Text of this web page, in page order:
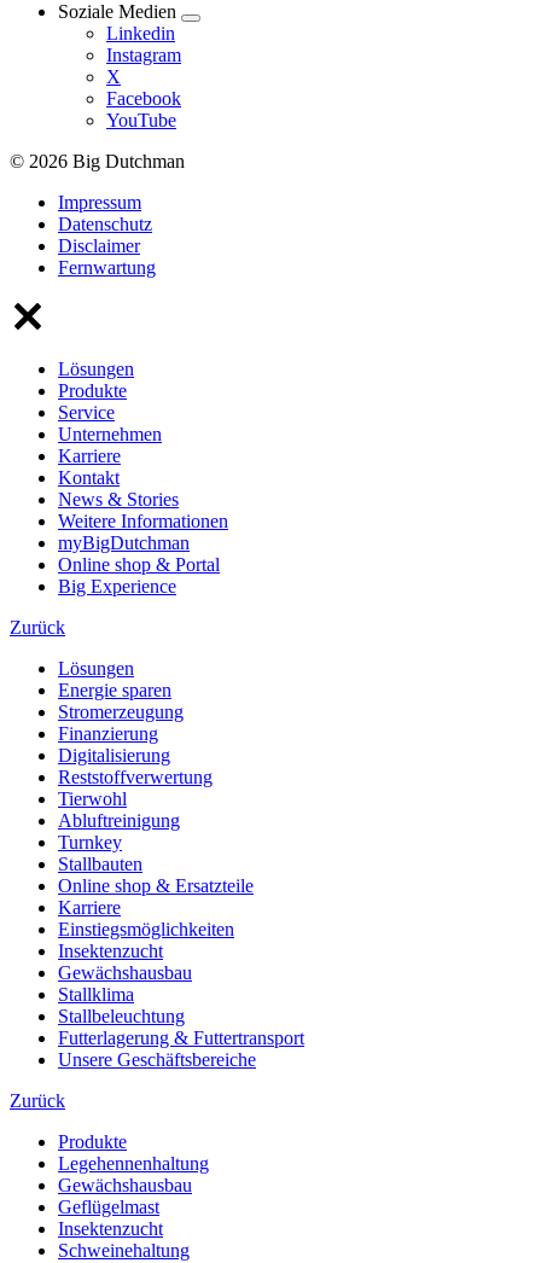
Soziale Medien
Linkedin
Instagram
X
Facebook
YouTube
© 2026 Big Dutchman
Impressum
Datenschutz
Disclaimer
Fernwartung
Lösungen
Produkte
Service
Unternehmen
Karriere
Kontakt
News & Stories
Weitere Informationen
myBigDutchman
Online shop & Portal
Big Experience
Zurück
Lösungen
Energie sparen
Stromerzeugung
Finanzierung
Digitalisierung
Reststoffverwertung
Tierwohl
Abluftreinigung
Turnkey
Stallbauten
Online shop & Ersatzteile
Karriere
Einstiegsmöglichkeiten
Insektenzucht
Gewächshausbau
Stallklima
Stallbeleuchtung
Futterlagerung & Futtertransport
Unsere Geschäftsbereiche
Zurück
Produkte
Legehennenhaltung
Gewächshausbau
Geflügelmast
Insektenzucht
Schweinehaltung